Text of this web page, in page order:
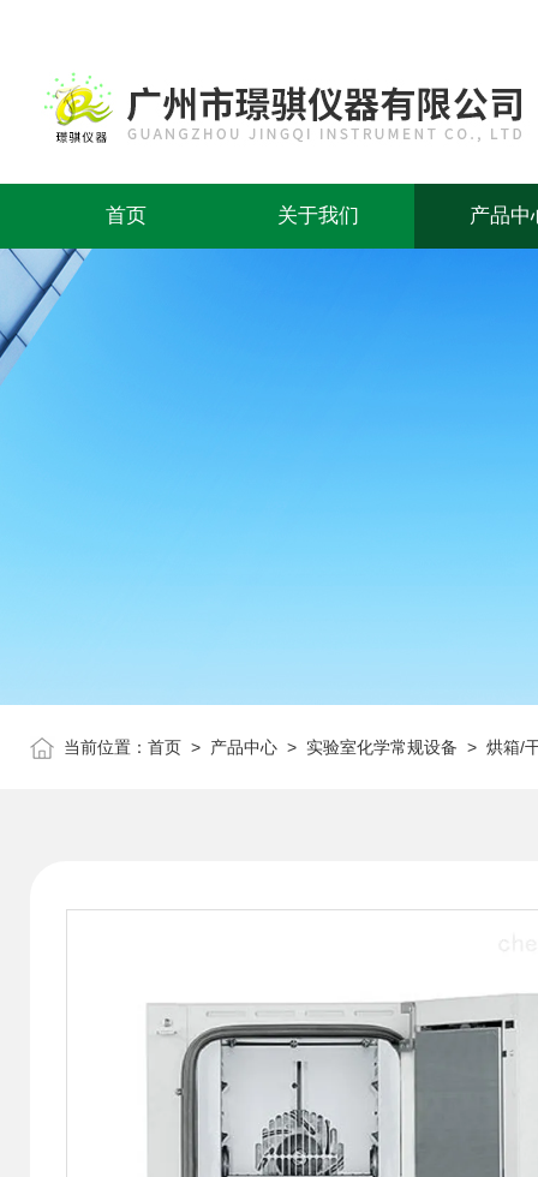
首页 关于我们 产品中
当前位置： 首页 > 产品中心 > 实验室化学常规设备 > 烘箱/